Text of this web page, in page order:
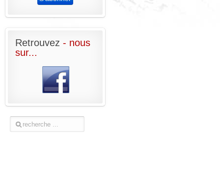
Retrouvez - nous
sur...